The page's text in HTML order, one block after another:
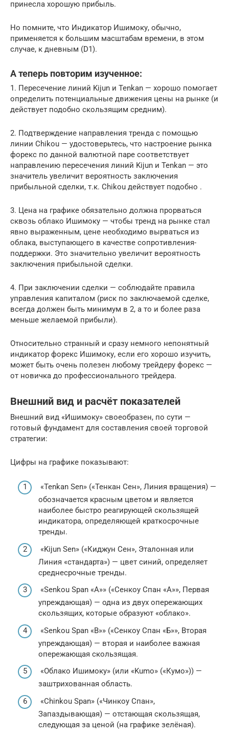
принесла хорошую прибыль.
Но помните, что Индикатор Ишимоку, обычно,
применяется к большим масштабам времени, в этом
случае, к дневным (D1).
А теперь повторим изученное:
1. Пересечение линий Kijun и Tenkan — хорошо помогает
определить потенциальные движения цены на рынке (и
действует подобно скользящим средним).
2. Подтверждение направления тренда с помощью
линии Chikou — удостоверьтесь, что настроение рынка
форекс по данной валютной паре соответствует
направлению пересечения линий Kijun и Tenkan — это
значитель увеличит вероятность заключения
прибыльной сделки, т.к. Chikou действует подобно .
3. Цена на графике обязательно должна прорваться
сквозь облако Ишимоку — чтобы тренд на рынке стал
явно выраженным, цене необходимо вырваться из
облака, выступающего в качестве сопротивления-
поддержки. Это значительно увеличит вероятность
заключения прибыльной сделки.
4. При заключении сделки — соблюдайте правила
управления капиталом (риск по заключаемой сделке,
всегда должен быть минимум в 2, а то и более раза
меньше желаемой прибыли).
Относительно странный и сразу немного непонятный
индикатор форекс Ишимоку, если его хорошо изучить,
может быть очень полезен любому трейдеру форекс —
от новичка до профессионального трейдера.
Внешний вид и расчёт показателей
Внешний вид «Ишимоку» своеобразен, по сути —
готовый фундамент для составления своей торговой
стратегии:
Цифры на графике показывают:
«Tenkan Sen» («Тенкан Сен», Линия вращения) —
обозначается красным цветом и является
наиболее быстро реагирующей скользящей
индикатора, определяющей краткосрочные
тренды.
«Kijun Sen» («Киджун Сен», Эталонная или
Линия «стандарта») — цвет синий, определяет
среднесрочные тренды.
«Senkou Span «A»» («Сенкоу Спан «А»», Первая
упреждающая) — одна из двух опережающих
скользящих, которые образуют «облако».
«Senkou Span «B»» («Сенкоу Спан «Б»», Вторая
упреждающая) — вторая и наиболее важная
опережающая скользящая.
«Облако Ишимоку» (или «Kumo» («Кумо»)) —
заштрихованная область.
«Chinkou Span» («Чинкоу Спан»,
Запаздывающая) — отстающая скользящая,
следующая за ценой (на графике зелёная).